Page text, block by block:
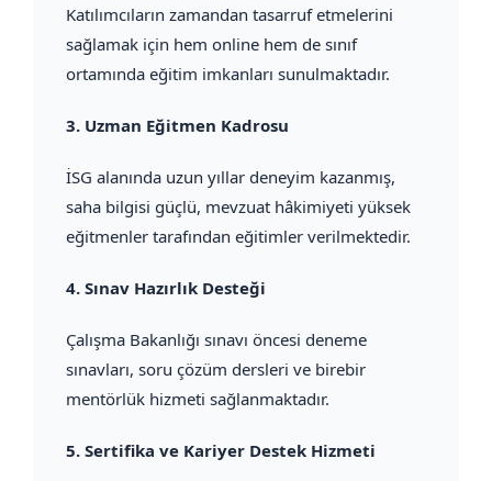
Katılımcıların zamandan tasarruf etmelerini
sağlamak için hem online hem de sınıf
ortamında eğitim imkanları sunulmaktadır.
3. Uzman Eğitmen Kadrosu
İSG alanında uzun yıllar deneyim kazanmış,
saha bilgisi güçlü, mevzuat hâkimiyeti yüksek
eğitmenler tarafından eğitimler verilmektedir.
4. Sınav Hazırlık Desteği
Çalışma Bakanlığı sınavı öncesi deneme
sınavları, soru çözüm dersleri ve birebir
mentörlük hizmeti sağlanmaktadır.
5. Sertifika ve Kariyer Destek Hizmeti